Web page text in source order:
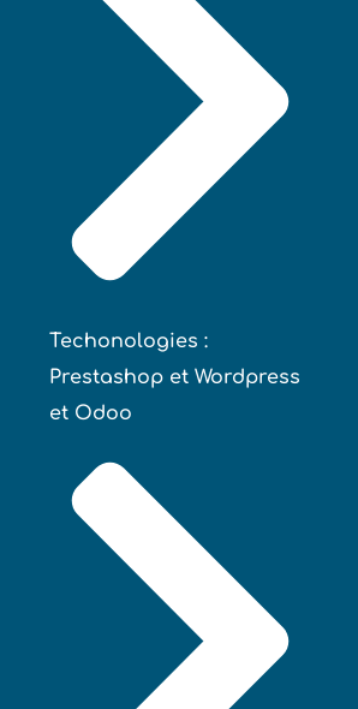
Techonologies :
Prestashop et Wordpress
et Odoo